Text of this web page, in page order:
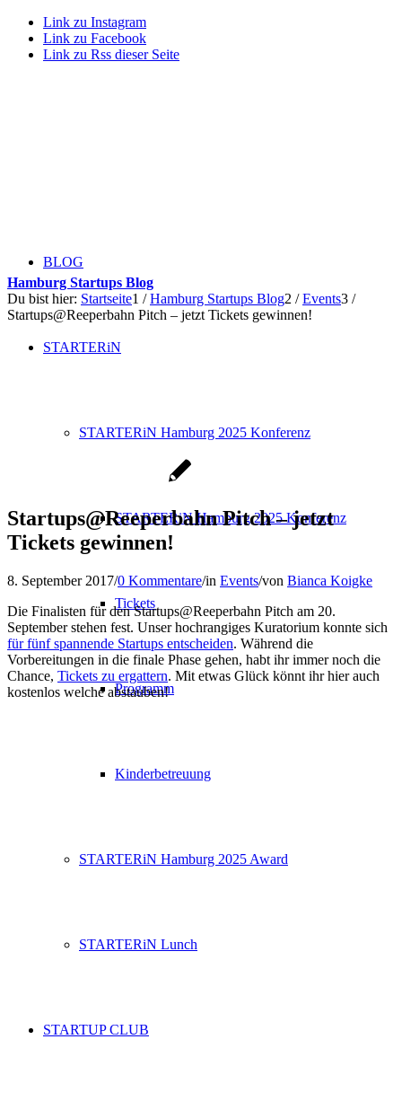
Link zu Instagram
Link zu Facebook
Link zu Rss dieser Seite
BLOG
STARTERiN
STARTERiN Hamburg 2025 Konferenz
STARTERiN Hamburg 2025 Konferenz
Tickets
Programm
Kinderbetreuung
STARTERiN Hamburg 2025 Award
STARTERiN Lunch
STARTUP CLUB
Hamburg Startups Blog
Du bist hier: Startseite1 / Hamburg Startups Blog2 / Events3 /
Startups@Reeperbahn Pitch – jetzt Tickets gewinnen!
Startups@Reeperbahn Pitch – jetzt
Tickets gewinnen!
8. September 2017/0 Kommentare/in Events/von Bianca Koigke
Die Finalisten für den Startups@Reeperbahn Pitch am 20.
September stehen fest. Unser hochrangiges Kuratorium konnte sich
für fünf spannende Startups entscheiden. Während die
Vorbereitungen in die finale Phase gehen, habt ihr immer noch die
Chance, Tickets zu ergattern. Mit etwas Glück könnt ihr hier auch
kostenlos welche abstauben!